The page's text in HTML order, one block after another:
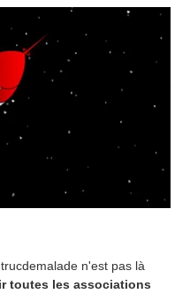
n'est pas là
toutes les associations